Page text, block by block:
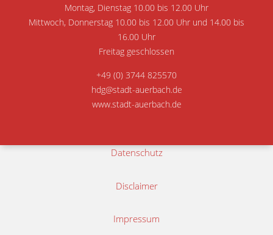
Montag, Dienstag 10.00 bis 12.00 Uhr
Mittwoch, Donnerstag 10.00 bis 12.00 Uhr und 14.00 bis
16.00 Uhr
Freitag geschlossen
+49 (0) 3744 825570
hdg@stadt-auerbach.de
www.stadt-auerbach.de
Datenschutz
Disclaimer
Impressum